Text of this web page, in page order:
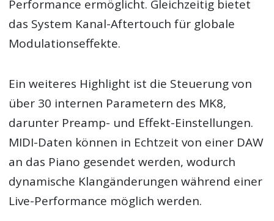
Performance ermöglicht. Gleichzeitig bietet
das System Kanal-Aftertouch für globale
Modulationseffekte.
Ein weiteres Highlight ist die Steuerung von
über 30 internen Parametern des MK8,
darunter Preamp- und Effekt-Einstellungen.
MIDI-Daten können in Echtzeit von einer DAW
an das Piano gesendet werden, wodurch
dynamische Klangänderungen während einer
Live-Performance möglich werden.